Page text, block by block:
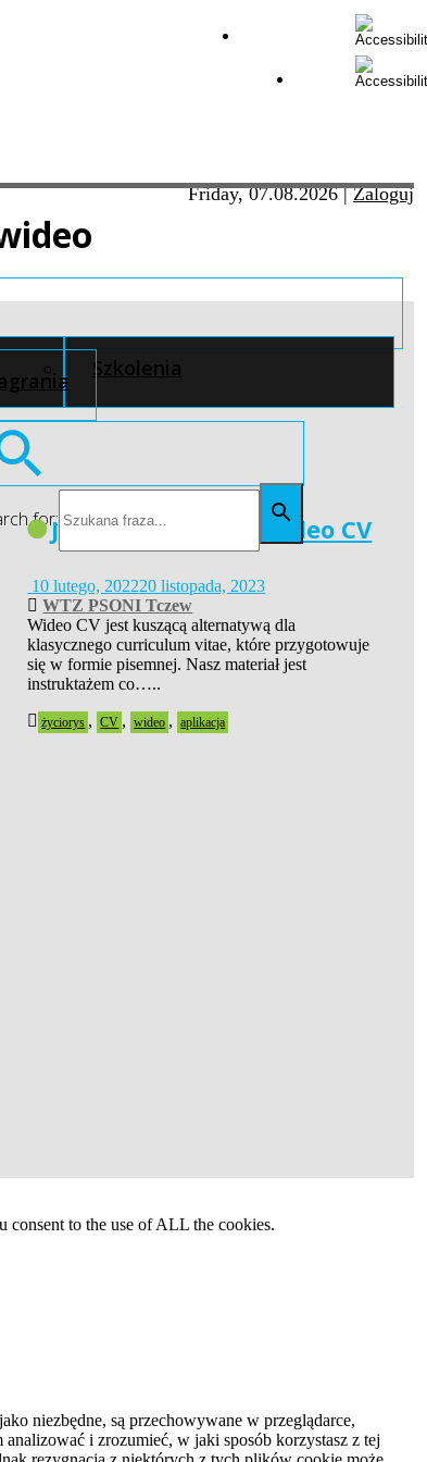
Friday, 07.08.2026|Zaloguj
Szkolenia
for:Jak nagrać dobre wideo CV
10 lutego, 202220 listopada, 2023
WTZ PSONI Tczew
Wideo CV jest kuszącą alternatywą dla
klasycznego curriculum vitae, które przygotowuje
się w formie pisemnej. Nasz materiał jest
instruktażem co…..
życiorys , CV , wideo , aplikacja
consent to the use of ALL the cookies.
niezbędne, są przechowywane w przeglądarce,
i zrozumieć, w jaki sposób korzystasz z tej